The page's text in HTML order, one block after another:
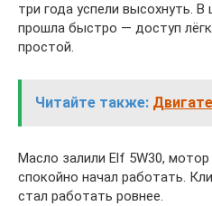
три года успели высохнуть.
прошла быстро — доступ
простой.
Читайте также:
Масло залили Elf 5W30, мотор
спокойно начал работать.
стал работать ровнее.